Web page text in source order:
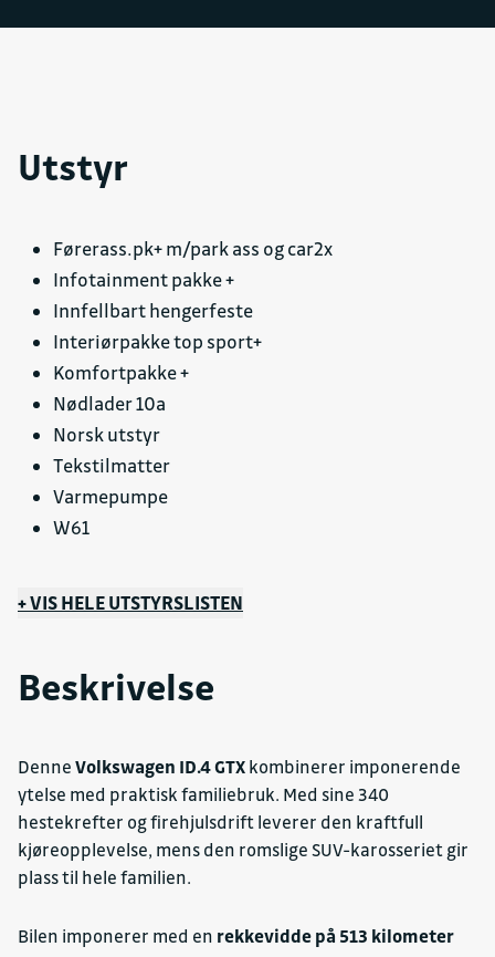
Utstyr
Førerass.pk+ m/park ass og car2x
Infotainment pakke +
Innfellbart hengerfeste
Interiørpakke top sport+
Komfortpakke +
Nødlader 10a
Norsk utstyr
Tekstilmatter
Varmepumpe
W61
+ VIS HELE UTSTYRSLISTEN
Beskrivelse
Denne Volkswagen ID.4 GTX kombinerer imponerende
ytelse med praktisk familiebruk. Med sine 340
hestekrefter og firehjulsdrift leverer den kraftfull
kjøreopplevelse, mens den romslige SUV-karosseriet gir
plass til hele familien.
Bilen imponerer med en rekkevidde på 513 kilometer